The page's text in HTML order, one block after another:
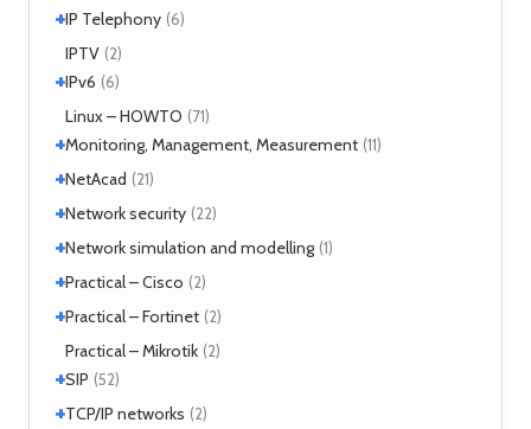
NHRP
XMPP (2)
References
Tools
+IP Telephony (6)
VoIP
IPTV (2)
+IPv6 (6)
Tools (2)
Linux – HOWTO (71)
+Monitoring, Management, Measurement (11)
SNMP
Tools (6)
+NetAcad (21)
CCNA (12)
Exercises (1)
+Network security (22)
Analyzers (4)
Attacks (2)
+Network simulation and modelling (1)
GNS3 (1)
+Practical – Cisco (2)
Security (1)
+Practical – Fortinet (2)
Fortigate (2)
Practical – Mikrotik (2)
+SIP (52)
Application servers
+TCP/IP networks (2)